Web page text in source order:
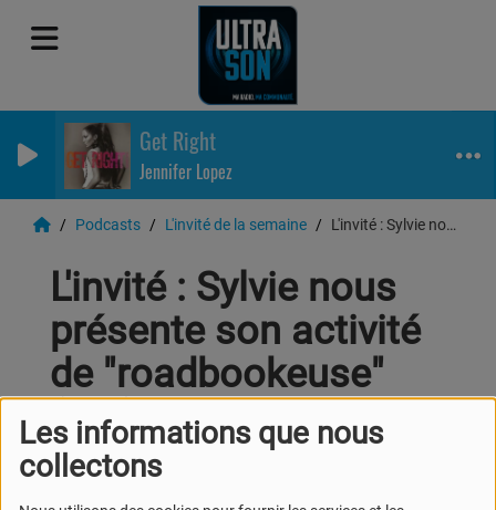
Les informations que nous
collectons
Get Right
Jennifer Lopez
Podcasts L'invité de la semaine L'invité : Sylvie nous présente son activité de "roadbookeuse" (3/5)
L'invité : Sylvie nous
présente son activité
de "roadbookeuse"
(3/5)